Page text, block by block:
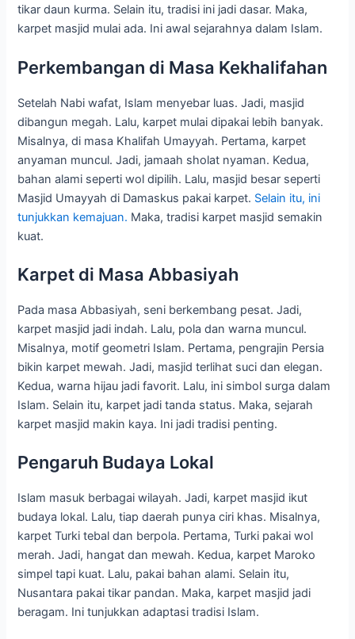
tikar daun kurma. Selain itu, tradisi ini jadi dasar. Maka,
karpet masjid mulai ada. Ini awal sejarahnya dalam Islam.
Perkembangan di Masa Kekhalifahan
Setelah Nabi wafat, Islam menyebar luas. Jadi, masjid
dibangun megah. Lalu, karpet mulai dipakai lebih banyak.
Misalnya, di masa Khalifah Umayyah. Pertama, karpet
anyaman muncul. Jadi, jamaah sholat nyaman. Kedua,
bahan alami seperti wol dipilih. Lalu, masjid besar seperti
Masjid Umayyah di Damaskus pakai karpet. Selain itu, ini
tunjukkan kemajuan. Maka, tradisi karpet masjid semakin
kuat.
Karpet di Masa Abbasiyah
Pada masa Abbasiyah, seni berkembang pesat. Jadi,
karpet masjid jadi indah. Lalu, pola dan warna muncul.
Misalnya, motif geometri Islam. Pertama, pengrajin Persia
bikin karpet mewah. Jadi, masjid terlihat suci dan elegan.
Kedua, warna hijau jadi favorit. Lalu, ini simbol surga dalam
Islam. Selain itu, karpet jadi tanda status. Maka, sejarah
karpet masjid makin kaya. Ini jadi tradisi penting.
Pengaruh Budaya Lokal
Islam masuk berbagai wilayah. Jadi, karpet masjid ikut
budaya lokal. Lalu, tiap daerah punya ciri khas. Misalnya,
karpet Turki tebal dan berpola. Pertama, Turki pakai wol
merah. Jadi, hangat dan mewah. Kedua, karpet Maroko
simpel tapi kuat. Lalu, pakai bahan alami. Selain itu,
Nusantara pakai tikar pandan. Maka, karpet masjid jadi
beragam. Ini tunjukkan adaptasi tradisi Islam.